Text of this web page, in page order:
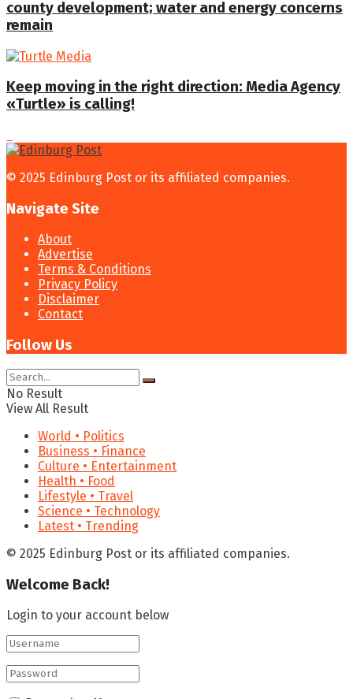
county development; water and energy concerns
remain
Keep moving in the right direction: Media Agency
«Turtle» is calling!
© 2025 Edinburg Post or its affiliated companies.
Navigate Site
About
Advertise
Terms & Conditions
Privacy Policy
Disclaimer
Contact
Follow Us
No Result
View All Result
World • Politics
Business • Finance
Culture • Entertainment
Health • Food
Lifestyle • Travel
Science • Technology
Latest • Trending
© 2025 Edinburg Post or its affiliated companies.
Welcome Back!
Login to your account below